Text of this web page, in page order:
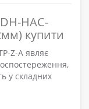
HAC-
купити
Z-A являє
у складних